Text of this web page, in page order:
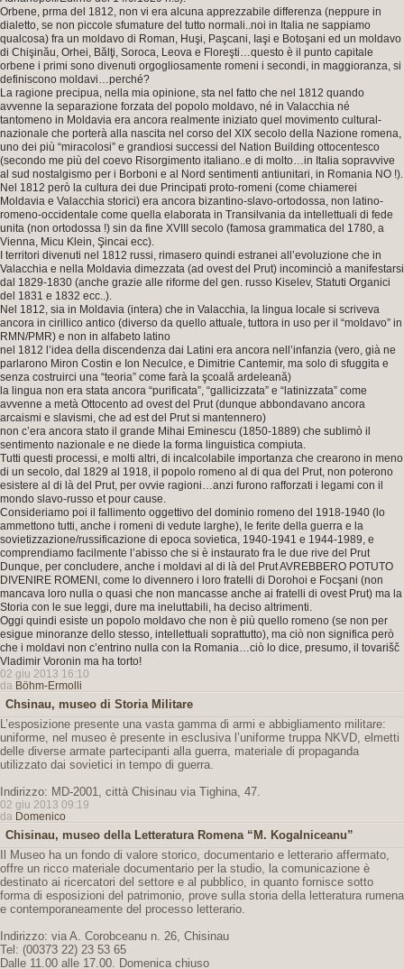
Orbene, prma del 1812, non vi era alcuna apprezzabile differenza (neppure in
dialetto, se non piccole sfumature del tutto normali..noi in Italia ne sappiamo
qualcosa) fra un moldavo di Roman, Huşi, Paşcani, Iaşi e Botoşani ed un moldavo
di Chişinău, Orhei, Bălţi, Soroca, Leova e Floreşti…questo è il punto capitale
orbene i primi sono divenuti orgogliosamente romeni i secondi, in maggioranza, si
definiscono moldavi…perché?
La ragione precipua, nella mia opinione, sta nel fatto che nel 1812 quando
avvenne la separazione forzata del popolo moldavo, né in Valacchia né
tantomeno in Moldavia era ancora realmente iniziato quel movimento cultural-
nazionale che porterà alla nascita nel corso del XIX secolo della Nazione romena,
uno dei più “miracolosi” e grandiosi successi del Nation Building ottocentesco
(secondo me più del coevo Risorgimento italiano..e di molto…in Italia sopravvive
al sud nostalgismo per i Borboni e al Nord sentimenti antiunitari, in Romania NO !).
Nel 1812 però la cultura dei due Principati proto-romeni (come chiamerei
Moldavia e Valacchia storici) era ancora bizantino-slavo-ortodossa, non latino-
romeno-occidentale come quella elaborata in Transilvania da intellettuali di fede
unita (non ortodossa !) sin da fine XVIII secolo (famosa grammatica del 1780, a
Vienna, Micu Klein, Şincai ecc).
I territori divenuti nel 1812 russi, rimasero quindi estranei all’evoluzione che in
Valacchia e nella Moldavia dimezzata (ad ovest del Prut) incominciò a manifestarsi
dal 1829-1830 (anche grazie alle riforme del gen. russo Kiselev, Statuti Organici
del 1831 e 1832 ecc..).
Nel 1812, sia in Moldavia (intera) che in Valacchia, la lingua locale si scriveva
ancora in cirillico antico (diverso da quello attuale, tuttora in uso per il “moldavo” in
RMN/PMR) e non in alfabeto latino
nel 1812 l’idea della discendenza dai Latini era ancora nell’infanzia (vero, già ne
parlarono Miron Costin e Ion Neculce, e Dimitrie Cantemir, ma solo di sfuggita e
senza costruirci una “teoria” come farà la şcoală ardeleană)
la lingua non era stata ancora “purificata”, “gallicizzata” e “latinizzata” come
avvenne a metà Ottocento ad ovest del Prut (dunque abbondavano ancora
arcaismi e slavismi, che ad est del Prut si mantennero)
non c’era ancora stato il grande Mihai Eminescu (1850-1889) che sublimò il
sentimento nazionale e ne diede la forma linguistica compiuta.
Tutti questi processi, e molti altri, di incalcolabile importanza che crearono in meno
di un secolo, dal 1829 al 1918, il popolo romeno al di qua del Prut, non poterono
esistere al di là del Prut, per ovvie ragioni…anzi furono rafforzati i legami con il
mondo slavo-russo et pour cause.
Consideriamo poi il fallimento oggettivo del dominio romeno del 1918-1940 (lo
ammettono tutti, anche i romeni di vedute larghe), le ferite della guerra e la
sovietizzazione/russificazione di epoca sovietica, 1940-1941 e 1944-1989, e
comprendiamo facilmente l’abisso che si è instaurato fra le due rive del Prut
Dunque, per concludere, anche i moldavi al di là del Prut AVREBBERO POTUTO
DIVENIRE ROMENI, come lo divennero i loro fratelli di Dorohoi e Focşani (non
mancava loro nulla o quasi che non mancasse anche ai fratelli di ovest Prut) ma la
Storia con le sue leggi, dure ma ineluttabili, ha deciso altrimenti.
Oggi quindi esiste un popolo moldavo che non è più quello romeno (se non per
esigue minoranze dello stesso, intellettuali soprattutto), ma ciò non significa però
che i moldavi non c’entrino nulla con la Romania…ciò lo dice, presumo, il tovarišč
Vladimir Voronin ma ha torto!
02 giu 2013 16:10
da Böhm-Ermolli
Chsinau, museo di Storia Militare
L’esposizione presente una vasta gamma di armi e abbigliamento militare:
uniforme, nel museo è presente in esclusiva l’uniforme truppa NKVD, elmetti
delle diverse armate partecipanti alla guerra, materiale di propaganda
utilizzato dai sovietici in tempo di guerra.
Indirizzo: MD-2001, città Chisinau via Tighina, 47.
02 giu 2013 09:19
da Domenico
Chisinau, museo della Letteratura Romena “M. Kogalniceanu”
Il Museo ha un fondo di valore storico, documentario e letterario affermato,
offre un ricco materiale documentario per la studio, la comunicazione è
destinato ai ricercatori del settore e al pubblico, in quanto fornisce sotto
forma di esposizioni del patrimonio, prove sulla storia della letteratura rumena
e contemporaneamente del processo letterario.
Indirizzo: via A. Corobceanu n. 26, Chisinau
Tel: (00373 22) 23 53 65
Dalle 11.00 alle 17.00. Domenica chiuso